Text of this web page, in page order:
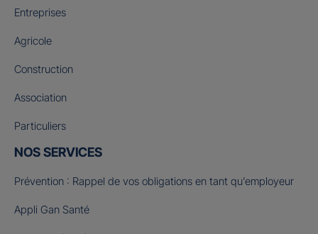
Entreprises
Agricole
Construction
Association
Particuliers
NOS SERVICES
Prévention : Rappel de vos obligations en tant qu’employeur
Appli Gan Santé